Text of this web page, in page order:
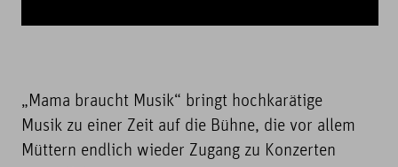
„Mama braucht Musik“ bringt hochkarätige
Musik zu einer Zeit auf die Bühne, die vor allem
Müttern endlich wieder Zugang zu Konzerten